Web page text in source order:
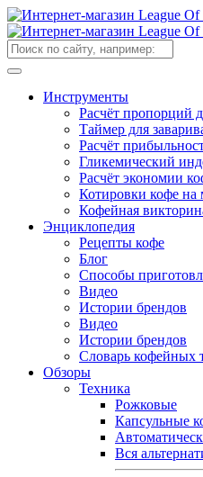
Инструменты
Расчёт пропорций
Таймер для
Расчёт
Гликемический
Расчёт экономии
Котировки кофе
Кофейная
Энциклопедия
Рецепты кофе
Блог
Способы
Видео
Истории брендов
Видео
Истории брендов
Словарь кофейных
Обзоры
Техника
Рожковые
Капсульные
Вся